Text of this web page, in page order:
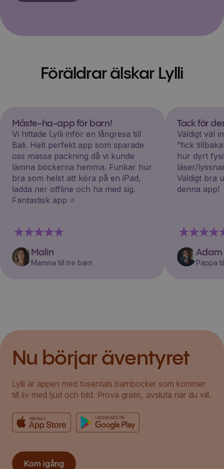
Föräldrar älskar Lylli
Måste-ha-app för barn!
Vi hittade Lylli inför en långresa till
Bali. Helt perfekt app som sparade
oss massa packning då vi kunde
lämna böckerna hemma. Funkar hur
bra som helst att köra på en iPad,
ladda ner offline och ha med sig.
Fantastisk app ⭐️
Malin
Mamma till tre barn
Tack för
Väldigt väl
”fick
hur dyrt
läser/
Väldigt bra
denna app!
Adam
Pappa
Nu börjar äventyret
Lylli är appen med tusentals barnböcker som kommer
till liv med ljud och bild. Prova gratis, avsluta när du vill.
Kom igång